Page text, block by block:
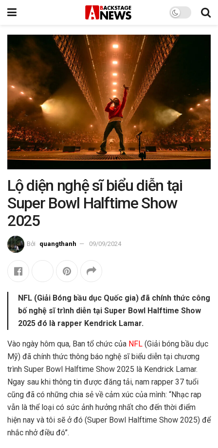
Lộ diện nghệ sĩ biểu diễn tại
Super Bowl Halftime Show
2025
Bởi quangthanh 09/09/2024
NFL (Giải Bóng bầu dục Quốc gia) đã chính thức công
bố nghệ sĩ trình diễn tại Super Bowl Halftime Show
2025 đó là rapper Kendrick Lamar.
Vào ngày hôm qua, Ban tổ chức của NFL (Giải bóng bầu dục
Mỹ) đã chính thức thông báo nghệ sĩ biểu diễn tại chương
trình Super Bowl Halftime Show 2025 là Kendrick Lamar.
Ngay sau khi thông tin được đăng tải, nam rapper 37 tuổi
cũng đã có những chia sẻ về cảm xúc của mình: “Nhạc rap
vẫn là thể loại có sức ảnh hưởng nhất cho đến thời điểm
hiện nay và tôi sẽ ở đó (Super Bowl Halftime Show 2025) để
nhắc nhở điều đó”.